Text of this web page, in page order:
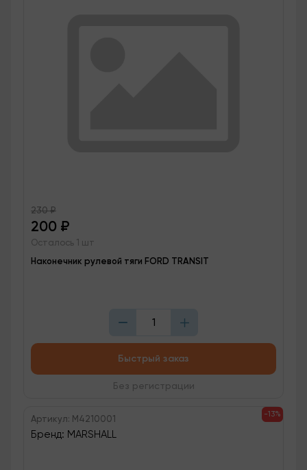
230₽
200 ₽
Осталось 1 шт
Наконечник рулевой тяги FORD TRANSIT
Быстрый заказ
Без регистрации
-13%
Артикул: M4210001
Бренд: MARSHALL